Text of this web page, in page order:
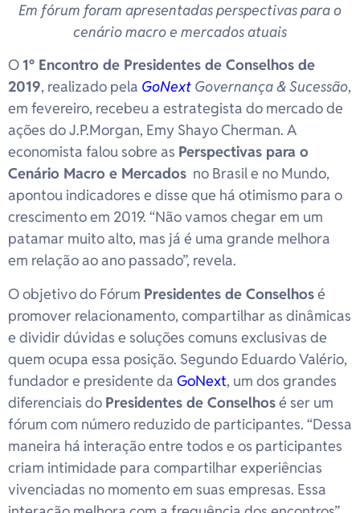
Em fórum foram apresentadas perspectivas para o
cenário macro e mercados atuais
O 1º Encontro de Presidentes de Conselhos de
2019, realizado pela GoNext Governança & Sucessão,
em fevereiro, recebeu a estrategista do mercado de
ações do J.P.Morgan, Emy Shayo Cherman. A
economista falou sobre as Perspectivas para o
Cenário Macro e Mercados no Brasil e no Mundo,
apontou indicadores e disse que há otimismo para o
crescimento em 2019. “Não vamos chegar em um
patamar muito alto, mas já é uma grande melhora
em relação ao ano passado”, revela.
O objetivo do Fórum Presidentes de Conselhosé
promover relacionamento, compartilhar as dinâmicas
e dividir dúvidas e soluções comuns exclusivas de
quem ocupa essa posição. Segundo Eduardo Valério,
fundador e presidente da GoNext, um dos grandes
diferenciais do Presidentes de Conselhosé ser um
fórum com número reduzido de participantes. “Dessa
maneira há interação entre todos e os participantes
criam intimidade para compartilhar experiências
vivenciadas no momento em suas empresas. Essa